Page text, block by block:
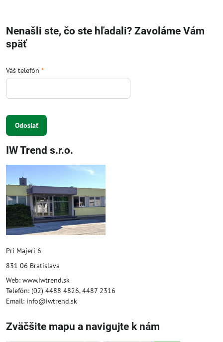
Nenašli ste, čo ste hľadali? Zavoláme Vám
späť
Váš telefón *
Odoslať
IW Trend s.r.o.
Pri Majeri 6
831 06 Bratislava
Web: www.iwtrend.sk
Telefón: (02) 4488 4826, 4487 2316
Email: info@iwtrend.sk
Zväčšite mapu a navigujte k nám